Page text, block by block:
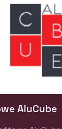
AluCube